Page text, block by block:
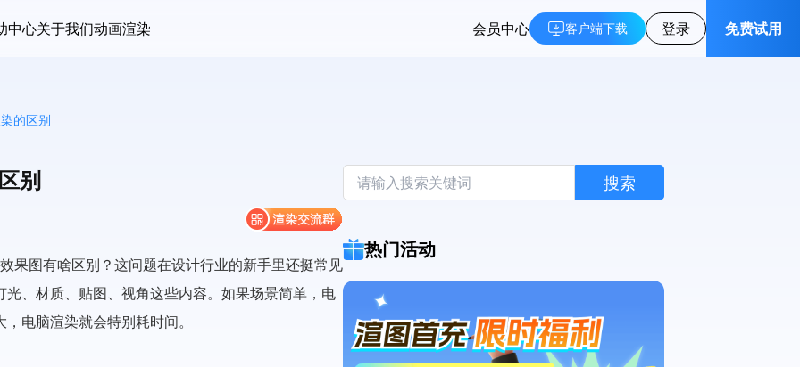
中心关于我们动画渲染 会员中心 客户端下载 登录 免费试用
的区别
别
果图有啥区别？这问题在设计行业的新手里还挺常见
、材质、贴图、视角这些内容。如果场景简单，电
电脑渲染就会特别耗时间。
搜索
热门活动